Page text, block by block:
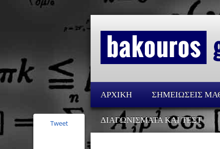
ΑΡΧΙΚΗ ΣΗΜΕΙΩΣΕΙΣ
ΔΙΑΓΩΝΙΣΜΑΤΑ ΚΑΙ ΤΕΣΤ
Tweet